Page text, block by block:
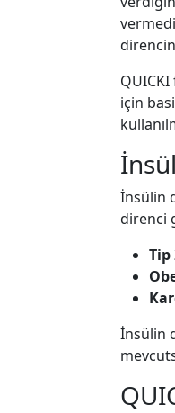
için
İnsülin
direnci
Tip
İnsülin